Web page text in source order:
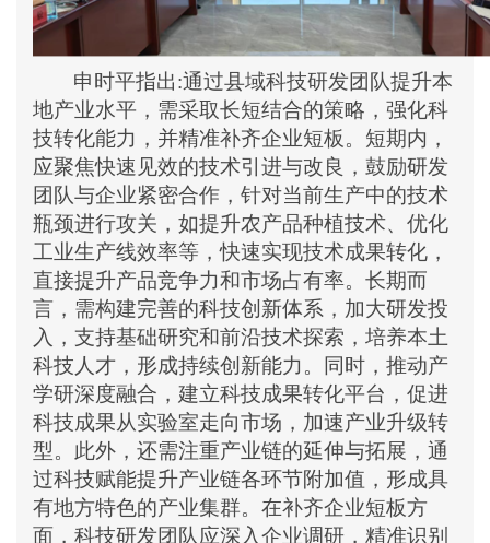
申 时平指出:通过县域科技研发团队提升本
地产业水平，需采取长短结合的策略，强化科
技转化能力，并精准补齐企业短板。短期内，
应聚焦快速见效的技术引进与改良，鼓励研发
团队与企业紧密合作，针对当前生产中的技术
瓶颈进行攻关，如提升农产品种植技术、优化
工业生产线效率等，快速实现技术成果转化，
直接提升产品竞争力和市场占有率。长期而
言，需构建完善的科技创新体系，加大研发投
入，支持基础研究和前沿技术探索，培养本土
科技人才，形成持续创新能力。同时，推动产
学研深度融合，建立科技成果转化平台，促进
科技成果从实验室走向市场，加速产业升级转
型。此外，还需注重产业链的延伸与拓展，通
过科技赋能提升产业链各环节附加值，形成具
有地方特色的产业集群。在补齐企业短板方
面，科技研发团队应深入企业调研，精准识别